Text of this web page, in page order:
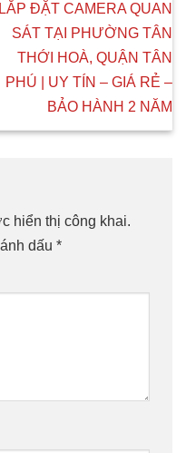
LẮP ĐẶT CAMERA QUAN
SÁT TẠI PHƯỜNG TÂN
THỚI HOÀ, QUẬN TÂN
PHÚ | UY TÍN – GIÁ RẺ –
BẢO HÀNH 2 NĂM
hiển thị công khai.
dấu *